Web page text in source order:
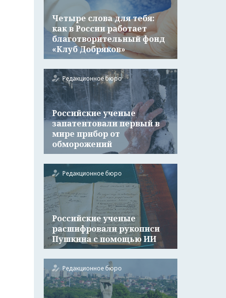
Четыре слова для тебя:
как в России работает
благотворительный фонд
«Клуб Добряков»
Редакционное бюро
Российские ученые
запатентовали первый в
мире прибор от
обморожений
Редакционное бюро
Российские ученые
расшифровали рукописи
Пушкина с помощью ИИ
Редакционное бюро